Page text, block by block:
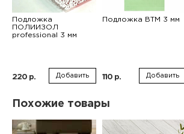
Подложка
ПОЛИИЗОЛ
professional 3 мм
220 р. Добавить
Подложка ВТМ 3 мм
110 р. Добавить
Похожие товары